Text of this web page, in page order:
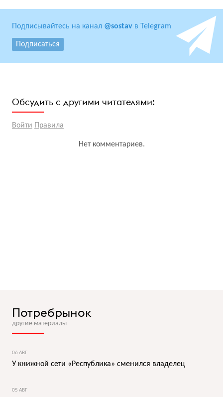
Подписывайтесь на канал @sostav в Telegram
Подписаться
Обсудить с другими читателями:
Войти Правила
Нет комментариев.
Потребрынок
другие материалы
06 АВГ
У книжной сети «Республика» сменился владелец
05 АВГ